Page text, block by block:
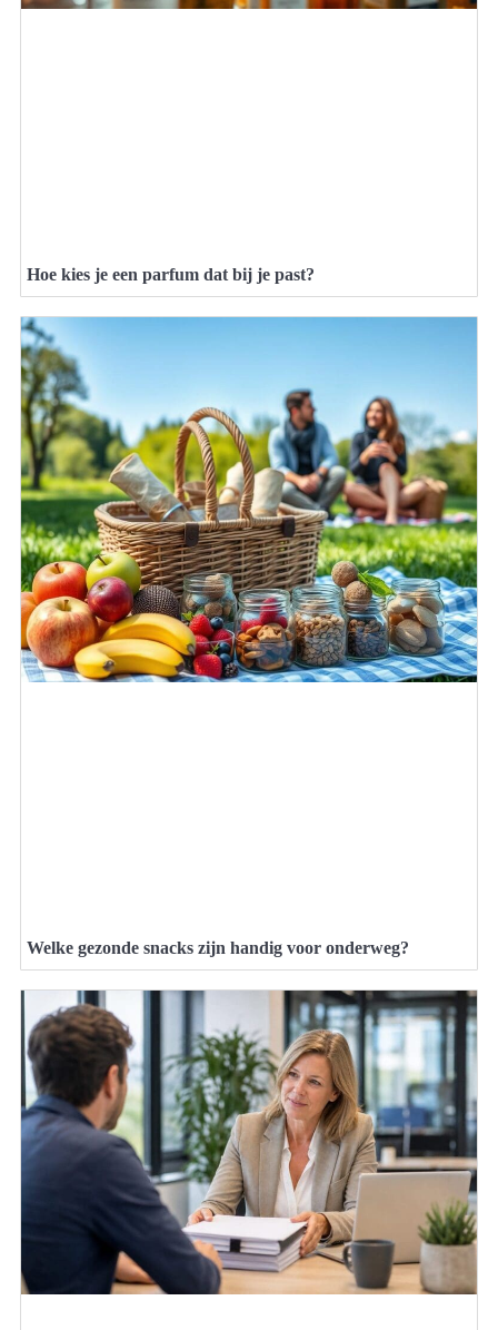
Hoe kies je een parfum dat bij je past?
Welke gezonde snacks zijn handig voor onderweg?